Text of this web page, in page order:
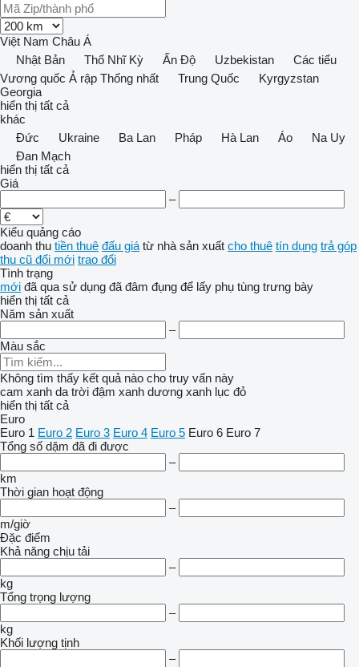
Việt Nam Châu Á
Nhật Bản
Thổ Nhĩ Kỳ Ấn Độ Uzbekistan
Các tiểu
Vương quốc Ả rập Thống nhất
Trung Quốc
Kyrgyzstan
Georgia
hiển thị tất cả
khác
Đức
Ukraine Ba Lan Pháp Hà Lan Áo
Na Uy
Đan Mạch
hiển thị tất cả
Giá
–
Kiểu quảng cáo
doanh thu tiền thuê đấu giá từ nhà sản xuất cho thuê tín dụng trả góp
thu cũ đổi mới trao đổi
Tình trạng
mới đã qua sử dụng đã đâm đụng để lấy phụ tùng trưng bày
hiển thị tất cả
Năm sản xuất
–
Màu sắc
Không tìm thấy kết quả nào cho truy vấn này
cam xanh da trời đậm xanh dương xanh lục đỏ
hiển thị tất cả
Euro
Euro 1 Euro 2 Euro 3 Euro 4 Euro 5 Euro 6 Euro 7
Tổng số dặm đã đi được
–
km
Thời gian hoạt động
–
m/giờ
Đặc điểm
Khả năng chịu tải
–
kg
Tổng trọng lượng
–
kg
Khối lượng tịnh
–